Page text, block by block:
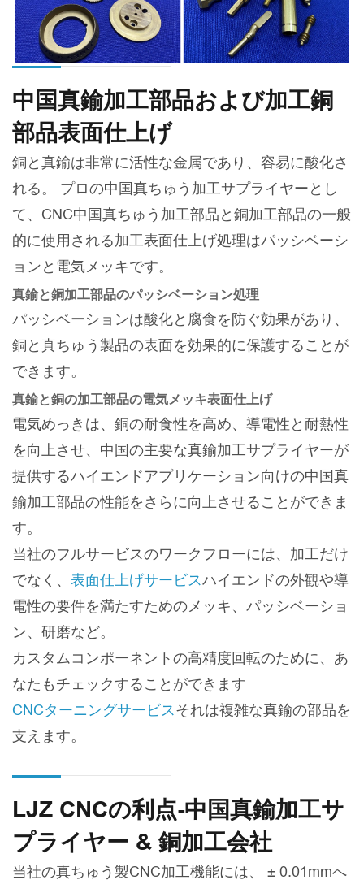
中国真鍮加工部品および加工銅
部品表面仕上げ
銅と真鍮は非常に活性な金属であり、容易に酸化さ
れる。 プロの中国真ちゅう加工サプライヤーとし
て、CNC中国真ちゅう加工部品と銅加工部品の一般
的に使用される加工表面仕上げ処理はパッシベーシ
ョンと電気メッキです。
真鍮と銅加工部品のパッシベーション処理
パッシベーションは酸化と腐食を防ぐ効果があり、
銅と真ちゅう製品の表面を効果的に保護することが
できます。
真鍮と銅の加工部品の電気メッキ表面仕上げ
電気めっきは、銅の耐食性を高め、導電性と耐熱性
を向上させ、中国の主要な真鍮加工サプライヤーが
提供するハイエンドアプリケーション向けの中国真
鍮加工部品の性能をさらに向上させることができま
す。
当社のフルサービスのワークフローには、加工だけ
でなく、 表面仕上げサービスハイエンドの外観や導
電性の要件を満たすためのメッキ、パッシベーショ
ン、研磨など。
カスタムコンポーネントの高精度回転のために、あ
なたもチェックすることができます
CNCターニングサービスそれは複雑な真鍮の部品を
支えます。
LJZ CNCの利点-中国真鍮加工サ
プライヤー & 銅加工会社
当社の真ちゅう製CNC加工機能には、 ± 0.01mmへ